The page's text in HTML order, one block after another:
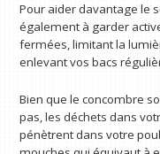
Pour aider davantage le
également à garder
fermées, limitant la
enlevant vos bacs
Bien que le concombre
pas, les déchets dans
pénètrent dans votre